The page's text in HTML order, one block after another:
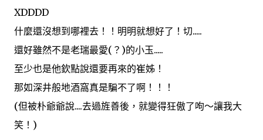
XDDDD
什麼還沒想到哪裡去！！明明就想好了！切.....
還好雖然不是老瑞最愛(？)的小玉.....
至少也是他欽點說還要再來的崔姊！
那如深井般地酒窩真是騙不了啊！！！
(但被朴爺爺說....去過旌善後，就變得狂傲了呴～讓我大
笑！)